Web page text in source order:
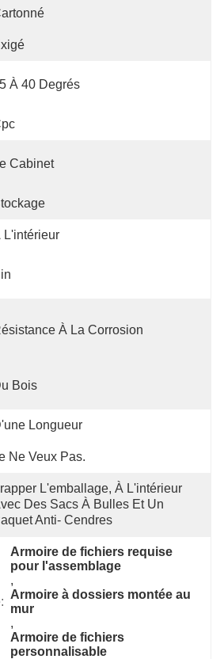
À 40 Degrés
Cabinet
L'intérieur
À La Corrosion
Bois
Longueur
Ne Veux Pas.
L'emballage, À L'intérieur
Des Sacs À Bulles Et Un
Anti- Cendres
Armoire de fichiers requise
pour l'assemblage
,
Armoire à dossiers montée au
mur
,
Armoire de fichiers
personnalisable